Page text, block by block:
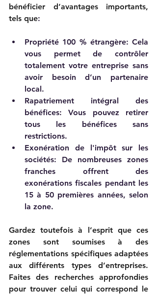
bénéficier d’avantages importants,
tels que:
Propriété 100 % étrangère: Cela
vous permet de contrôler
totalement votre entreprise sans
avoir besoin d’un partenaire
local.
Rapatriement intégral des
bénéfices: Vous pouvez retirer
tous les bénéfices sans
restrictions.
Exonération de l'impôt sur les
sociétés: De nombreuses zones
franches offrent des
exonérations fiscales pendant les
15 à 50 premières années, selon
la zone.
Gardez toutefois à l’esprit que ces
zones sont soumises à des
réglementations spécifiques adaptées
aux différents types d’entreprises.
Faites des recherches approfondies
pour trouver celui qui correspond le